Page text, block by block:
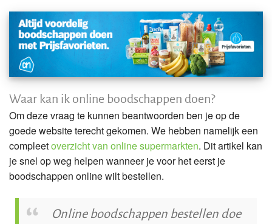
Waar kan ik online boodschappen doen?
Om deze vraag te kunnen beantwoorden ben je op de
goede website terecht gekomen. We hebben namelijk een
compleetoverzicht van online supermarkten. Dit artikel kan
je snel op weg helpen wanneer je voor het eerst je
boodschappen online wilt bestellen.
Online boodschappen bestellen doe